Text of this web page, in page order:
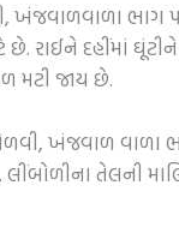
ખંજવાળવાળા ભાગ
રાઈને દહીંમાં
મટી જાય છે.
ખંજવાળ વાળા
લીંબોળીના